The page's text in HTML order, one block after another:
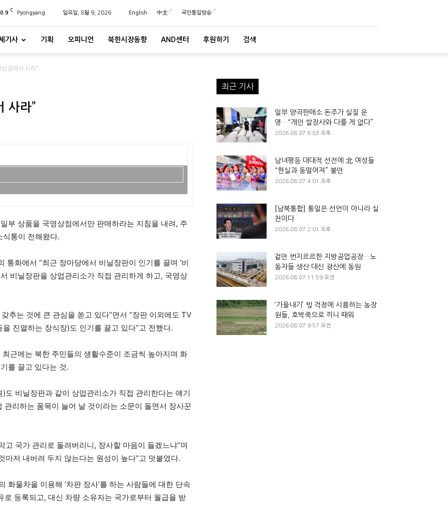
C Pyongyang 일요일, 8월 9, 2026 English 中文 국민통일방송
기사 기획 오피니언 북한시장동향 AND센터 후원하기 검색
점에서 사라”
사라”
부 상품을 국영상점에서만 판매하라는 지침을 내려, 주
통이 전해왔다.
화에서 “최근 장마당에서 비닐장판이 인기를 끌며 ‘비
비닐장판을 상업관리소가 직접 관리하게 하고, 국영상
추는 것에 큰 관심을 쏟고 있다”면서 “장판 이외에도 TV
진열하는 장식장)도 인기를 끌고 있다”고 전했다.
근에는 북한 주민들의 생활수준이 조금씩 높아지며 화
를 끌고 있다는 것.
도 비닐장판과 같이 상업관리소가 직접 관리한다는 얘기
관리하는 품목이 늘어 날 것이라는 소문이 돌면서 장사꾼
고 국가 관리로 돌려버리니, 장사할 마음이 들겠느냐”며
저 내버려 두지 않는다는 원성이 높다”고 덧붙였다.
화물차을 이용해 ‘차판 장사’를 하는 사람들에 대한 단속
로 등록되고, 대신 차량 소유자는 국가로부터 월급을 받
최근 기사
일부 양곡판매소 돈주가 실질 운
영…“개인 쌀장사와 다를 게 없다”
2026.08.07 6:03 오후
남녀평등 대대적 선전에 北 여성들
“현실과 동떨어져” 불만
2026.08.07 4:01 오후
[남북통합] 통일은 선언이 아니라 실
천이다
2026.08.07 2:01 오후
겉만 번지르르한 지방공업공장…노
동자들 생산 대신 광산에 동원
2026.08.07 11:59 오전
‘가을내기’ 빚 걱정에 시름하는 농장
원들, 호박죽으로 끼니 때워
2026.08.07 9:57 오전